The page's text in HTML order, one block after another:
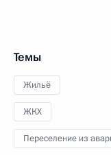
Темы
Жильё
ЖКХ
Переселение из